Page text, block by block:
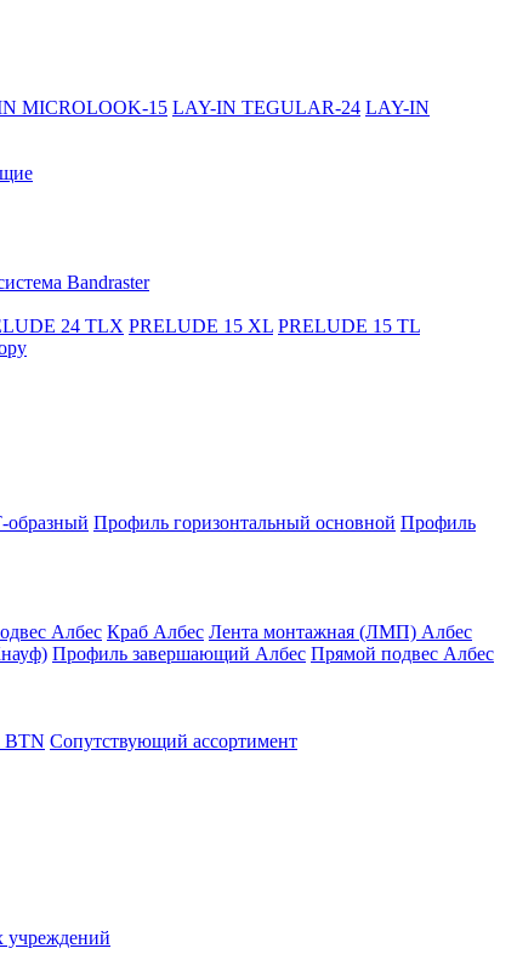
MICROLOOK-15 LAY-IN TEGULAR-24 LAY-IN
Bandraster
24 TLX PRELUDE 15 XL PRELUDE 15 TL
образный Профиль горизонтальный основной Профиль
Албес Краб Албес Лента монтажная (ЛМП) Албес
Профиль завершающий Албес Прямой подвес Албес
ВТN Сопутствующий ассортимент
учреждений